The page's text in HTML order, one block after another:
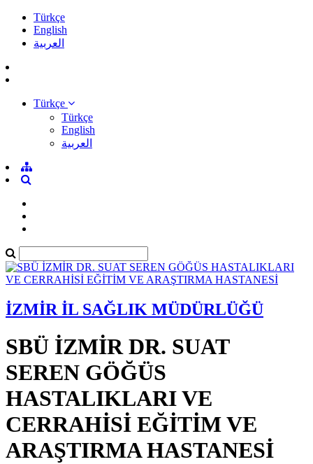
Türkçe
English
العربية
Türkçe
Türkçe
English
العربية
İZMİR İL SAĞLIK MÜDÜRLÜĞÜ
SBÜ İZMİR DR. SUAT
SEREN GÖĞÜS
HASTALIKLARI VE
CERRAHİSİ EĞİTİM VE
ARAŞTIRMA HASTANESİ